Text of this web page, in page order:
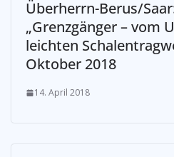
Überherrn-Berus/
„Grenzgänger – vom
leichten
Oktober 2018
14. April 2018